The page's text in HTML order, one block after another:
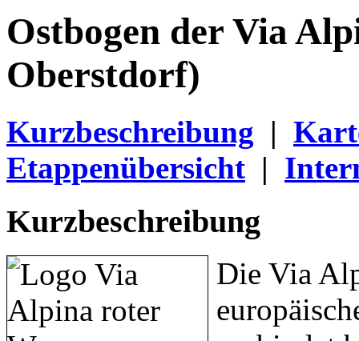
Ostbogen der Via
Oberstdorf)
Kurzbeschreibung |
Etappenübersicht |
Kurzbeschreibung
Die Via